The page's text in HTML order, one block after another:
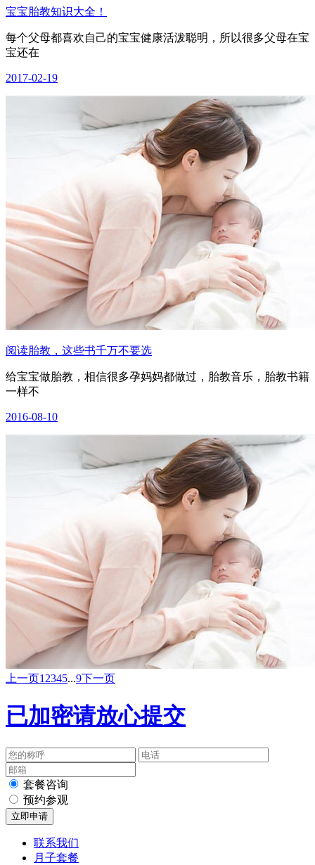
宝宝胎教知识大全！
每个父母都喜欢自己的宝宝健康活泼聪明，所以很多父母在宝
宝还在
2017-02-19
阅读胎教，这些书千万不要选
给宝宝做胎教，相信很多孕妈妈都做过，胎教音乐，胎教书籍
一样不
2016-08-10
上一页1 2345...9下一页
已加密请放心提交
套餐咨询
预约参观
联系我们
月子套餐